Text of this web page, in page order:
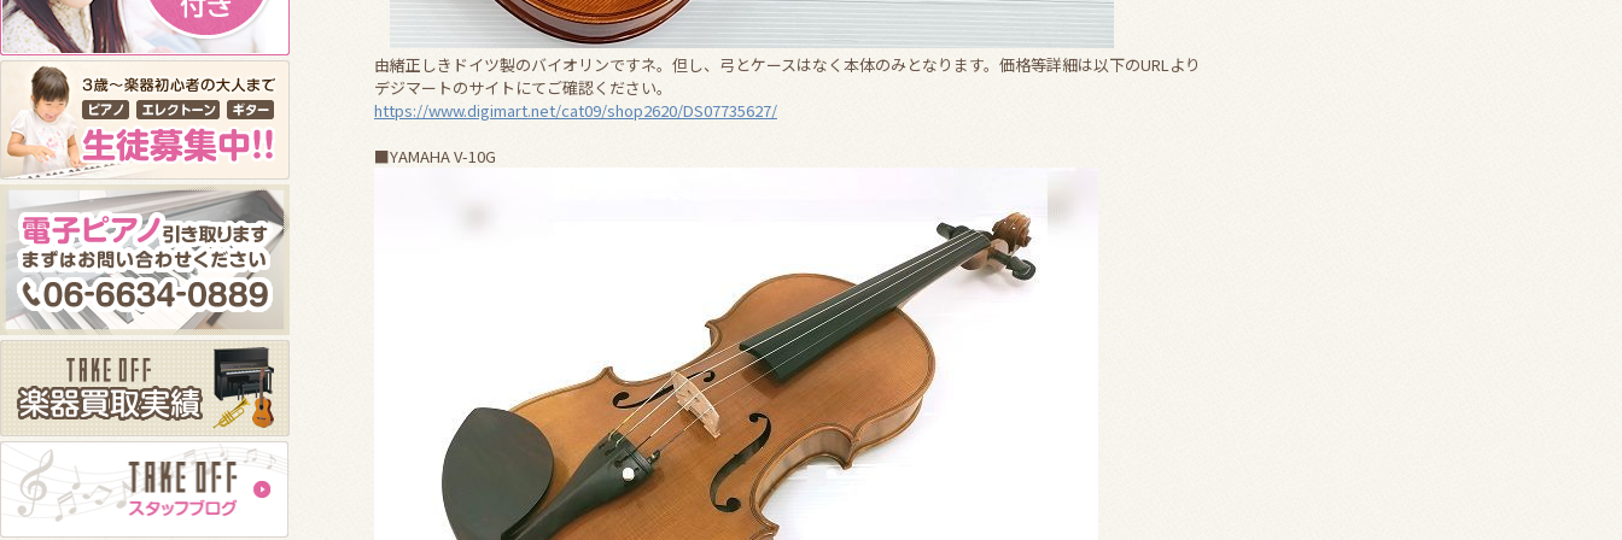
由緒正しきドイツ製のバイオリンですネ。但し、弓とケースはなく本体のみとなります。価格等詳細は以下のURLより
デジマートのサイトにてご確認ください。
https://www.digimart.net/cat09/shop2620/DS07735627/
■YAMAHA V-10G